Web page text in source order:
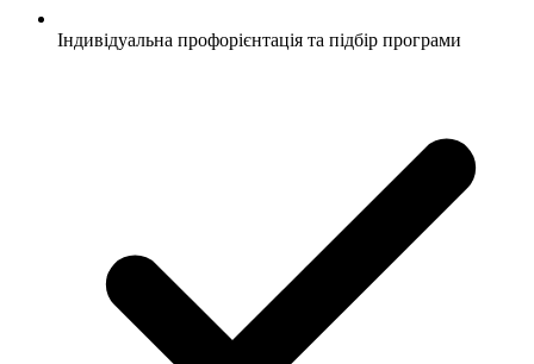
Індивідуальна профорієнтація та підбір програми